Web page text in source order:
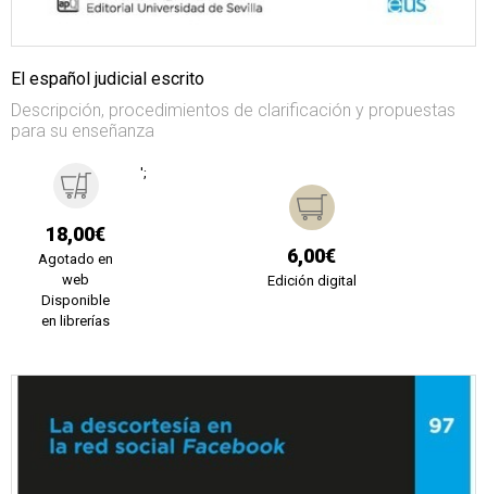
El español judicial escrito
Descripción, procedimientos de clarificación y propuestas
para su enseñanza
18,00€
Agotado en
web
Disponible
en librerías
';
6,00€
Edición digital